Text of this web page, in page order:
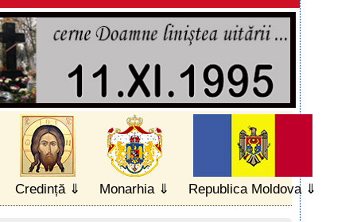
Credință Monarhia Republica Moldova